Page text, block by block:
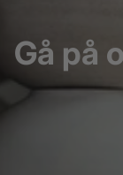
Gå på